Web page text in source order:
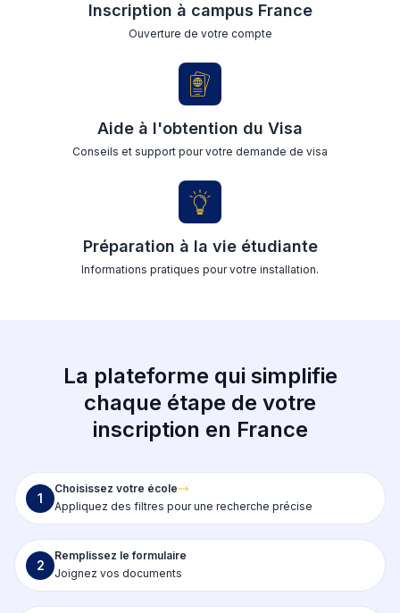
Inscription à campus France
Ouverture de votre compte
Aide à l'obtention du Visa
Conseils et support pour votre demande de visa
Préparation à la vie étudiante
Informations pratiques pour votre installation.
La plateforme qui simplifie
chaque étape de votre
inscription en France
1
Choisissez votre école
Appliquez des filtres pour une recherche précise
2
Remplissez le formulaire
Joignez vos documents